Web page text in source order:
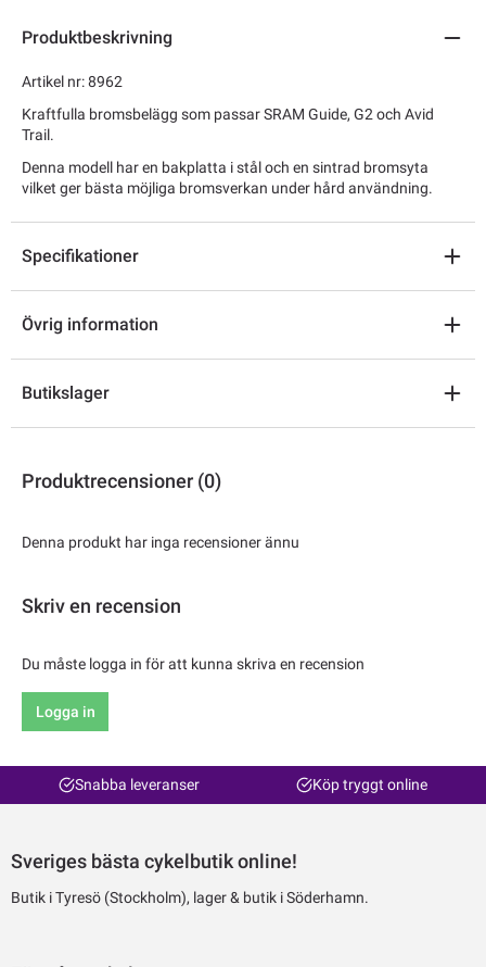
Produktbeskrivning
Artikel nr: 8962
Kraftfulla bromsbelägg som passar SRAM Guide, G2 och Avid
Trail.
Denna modell har en bakplatta i stål och en sintrad bromsyta
vilket ger bästa möjliga bromsverkan under hård användning.
Specifikationer
Övrig information
Butikslager
Produktrecensioner (0)
Denna produkt har inga recensioner ännu
Skriv en recension
Du måste logga in för att kunna skriva en recension
Logga in
Snabba leveranser Köp tryggt online
Sveriges bästa cykelbutik online!
Butik i Tyresö (Stockholm), lager & butik i Söderhamn.